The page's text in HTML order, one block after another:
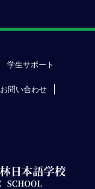
学生サポート
お問い合わせ